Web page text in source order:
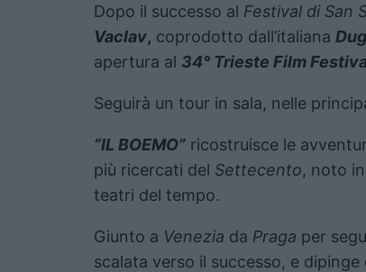
Dopo il successo al Festival di San
Vaclav, coprodotto dall’italiana
apertura al 34° Trieste Film
Seguirà un tour in sala, nelle
“IL BOEMO” ricostruisce le
più ricercati del Settecento, noto
teatri del tempo.
Giunto a Venezia da Praga per
scalata verso il successo, e